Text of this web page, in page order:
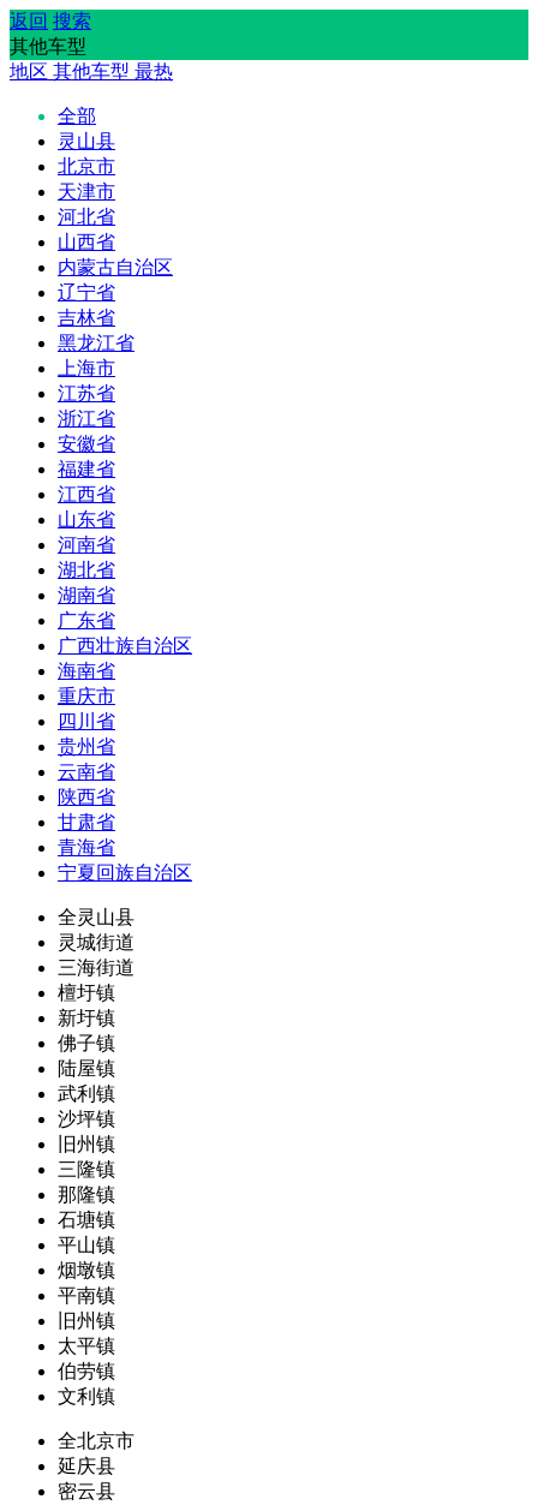
返回 搜索
其他车型
地区 其他车型 最热
全部
灵山县
北京市
天津市
河北省
山西省
内蒙古自治区
辽宁省
吉林省
黑龙江省
上海市
江苏省
浙江省
安徽省
福建省
江西省
山东省
河南省
湖北省
湖南省
广东省
广西壮族自治区
海南省
重庆市
四川省
贵州省
云南省
陕西省
甘肃省
青海省
宁夏回族自治区
全灵山县
灵城街道
三海街道
檀圩镇
新圩镇
佛子镇
陆屋镇
武利镇
沙坪镇
旧州镇
三隆镇
那隆镇
石塘镇
平山镇
烟墩镇
平南镇
旧州镇
太平镇
伯劳镇
文利镇
全北京市
延庆县
密云县